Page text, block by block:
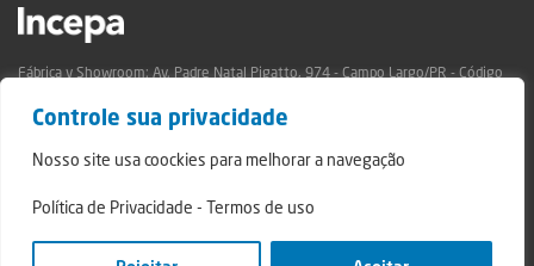
Controle sua privacidade
Nosso site usa coockies para melhorar a navegação
Política de Privacidade - Termos de uso
Fábrica y Showroom: Av. Padre Natal Pigatto, 974 - Campo Largo/PR - Código
Relatório de Transparência São Mateus do Sul
© 2024 - Incepa Ceramic Coatings, todos los derechos reservados.
Desarrollado por Nerdweb.
Políticas de Privacidad